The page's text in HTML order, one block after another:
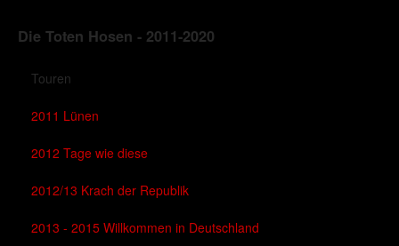
Die Toten Hosen - 2011-2020
Touren
2011 Lünen
2012 Tage wie diese
2012/13 Krach der Republik
2013 - 2015 Willkommen in Deutschland